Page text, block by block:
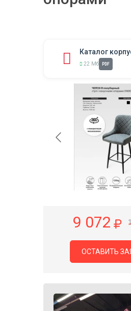
Каталог
22 Мб PDF
9 072
ОСТАВИТЬ